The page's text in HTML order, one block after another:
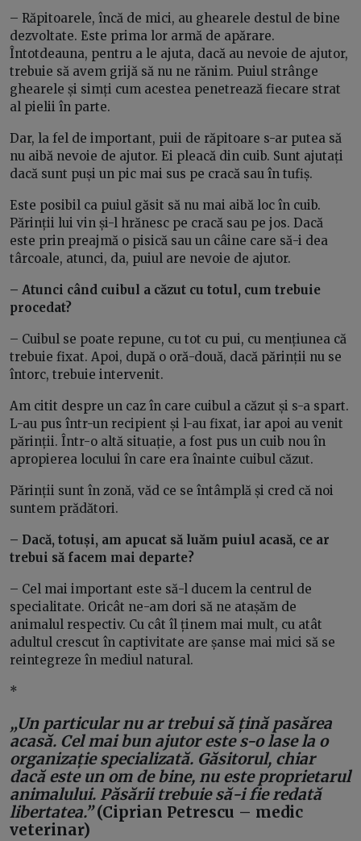
– Răpitoarele, încă de mici, au ghearele destul de bine
dezvoltate. Este prima lor armă de apărare.
Întotdeauna, pentru a le ajuta, dacă au nevoie de ajutor,
trebuie să avem grijă să nu ne rănim. Puiul strânge
ghearele și simți cum acestea penetrează fiecare strat
al pielii în parte.
Dar, la fel de important, puii de răpitoare s-ar putea să
nu aibă nevoie de ajutor. Ei pleacă din cuib. Sunt ajutați
dacă sunt puși un pic mai sus pe cracă sau în tufiș.
Este posibil ca puiul găsit să nu mai aibă loc în cuib.
Părinții lui vin și-l hrănesc pe cracă sau pe jos. Dacă
este prin preajmă o pisică sau un câine care să-i dea
târcoale, atunci, da, puiul are nevoie de ajutor.
– Atunci când cuibul a căzut cu totul, cum trebuie
procedat?
– Cuibul se poate repune, cu tot cu pui, cu mențiunea că
trebuie fixat. Apoi, după o oră-două, dacă părinții nu se
întorc, trebuie intervenit.
Am citit despre un caz în care cuibul a căzut și s-a spart.
L-au pus într-un recipient și l-au fixat, iar apoi au venit
părinții. Într-o altă situație, a fost pus un cuib nou în
apropierea locului în care era înainte cuibul căzut.
Părinții sunt în zonă, văd ce se întâmplă și cred că noi
suntem prădători.
– Dacă, totuși, am apucat să luăm puiul acasă, ce ar
trebui să facem mai departe?
– Cel mai important este să-l ducem la centrul de
specialitate. Oricât ne-am dori să ne atașăm de
animalul respectiv. Cu cât îl ținem mai mult, cu atât
adultul crescut în captivitate are șanse mai mici să se
reintegreze în mediul natural.
*
„Un particular nu ar trebui să țină pasărea
acasă. Cel mai bun ajutor este s-o lase la o
organizație specializată. Găsitorul, chiar
dacă este un om de bine, nu este proprietarul
animalului. Păsării trebuie să-i fie redată
libertatea.”(Ciprian Petrescu – medic
veterinar)